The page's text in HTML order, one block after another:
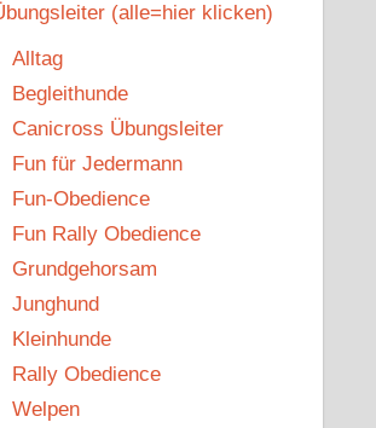
(alle=hier klicken)
Alltag
Begleithunde
Canicross Übungsleiter
Fun für Jedermann
Fun-Obedience
Fun Rally Obedience
Grundgehorsam
Junghund
Kleinhunde
Rally Obedience
Welpen